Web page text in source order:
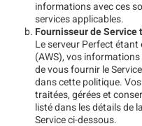
informations avec ces
services applicables.
Fournisseur de
Le serveur Perfect étant
(AWS), vos
de vous fournir le
dans cette politique.
traitées, gérées et
listé dans les détails de
Service ci-dessous.